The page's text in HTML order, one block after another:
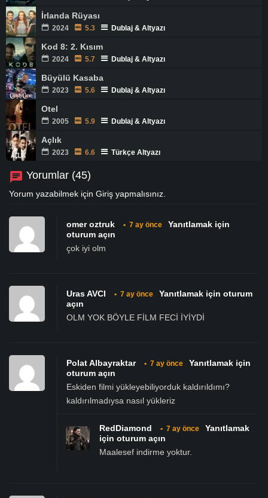
İrlanda Rüyası
2024 5.3 Dublaj & Altyazı
Kod 8: 2. Kısım
2024 5.7 Dublaj & Altyazı
Büyülü Kasaba
2023 5.6 Dublaj & Altyazı
Otel
2005 5.9 Dublaj & Altyazı
Açlık
2023 6.6 Türkçe Altyazı
Yorumlar (45)
Yorum yazabilmek için Giriş yapmalısınız.
omer oztruk • 7 ay önce
Yanıtlamak için
oturum açın
çok iyi olm
Uras AVCI • 7 ay önce
Yanıtlamak için oturum
açın
OLM YOK BÖYLE FİLM FECİ İYİYDİ
Polat Albayraktar • 7 ay önce
Yanıtlamak için
oturum açın
Eskiden filmi yükleyebiliyorduk kaldırıldımı?
kaldırılmadıysa nasıl yükleriz
RedDiamond • 7 ay önce
Yanıtlamak
için oturum açın
Maalesef indirme yoktur.